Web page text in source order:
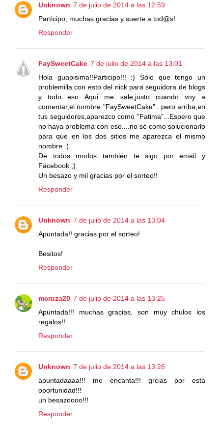
Unknown 7 de julio de 2014 a las 12:59
Participo, muchas gracias y suerte a tod@s!
Responder
FaySweetCake 7 de julio de 2014 a las 13:01
Hola guapisima!!Participo!!! :) Sólo que tengo un
problemilla con esto del nick para seguidora de blogs
y todo eso...Aqui me sale,justo cuando voy a
comentar,el nombre "FaySweetCake"...pero arriba,en
tus seguidores,aparezco como "Fatima"...Espero que
no haya problema con eso....no sé como solucionarlo
para que en los dos sitios me aparezca el mismo
nombre :(
De todos modos también te sigo por email y
Facebook ;)
Un besazo y mil gracias por el sorteo!!
Responder
Unknown 7 de julio de 2014 a las 13:04
Apuntada!! gracias por el sorteo!
Besitos!
Responder
mcruza20 7 de julio de 2014 a las 13:25
Apuntada!!! muchas gracias, son muy chulos los
regalos!!
Responder
Unknown 7 de julio de 2014 a las 13:26
apuntadaaaa!!! me encanta!!! grcias por esta
oportunidad!!!
un besazoooo!!!
Responder